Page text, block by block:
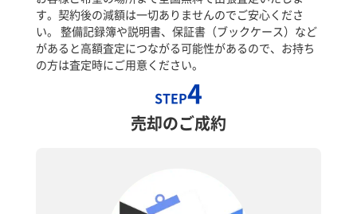
す。契約後の減額は一切ありませんのでご安心くださ
い。 整備記録簿や説明書、保証書（ブックケース）など
があると高額査定につながる可能性があるので、お持ち
の方は査定時にご用意ください。
STEP4
売却のご成約